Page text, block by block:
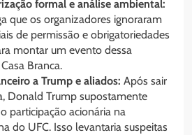
formal e análise ambiental:
que os organizadores ignoraram
de permissão e obrigatoriedades
montar um evento dessa
Branca.
a Trump e aliados: Após sair
Donald Trump supostamente
participação acionária na
do UFC. Isso levantaria suspeitas